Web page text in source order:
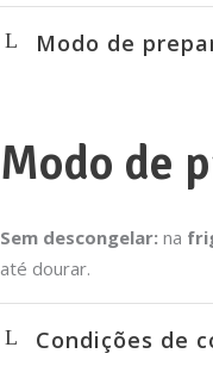
Modo de
Modo de
Sem descongelar: na
até dourar.
Condições de